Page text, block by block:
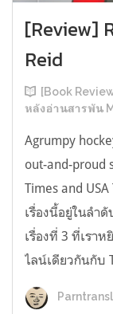
[Review]
Reid
[Book
หลังอ่านสารพัน
Agrumpy
out-and-proud
Times and
เรื่องนี้อยู่ในลำ
เรื่องที่ 3 ที่เรา
ไลน์เดียวกันกับ